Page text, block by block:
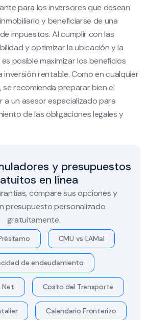
para los inversores que desean
y beneficiarse de una
impuestos. Al cumplir con las
y optimizar la ubicación y la
posible maximizar los beneficios
inversión rentable. Como en cualquier
se recomienda preparar bien el
un asesor especializado para
de las obligaciones legales y
y presupuestos
en línea
compare sus opciones y
presupuesto personalizado
gratuitamente.
CMU vs LAMal
de endeudamiento
Net Costo del Transporte
Calendario Fronterizo